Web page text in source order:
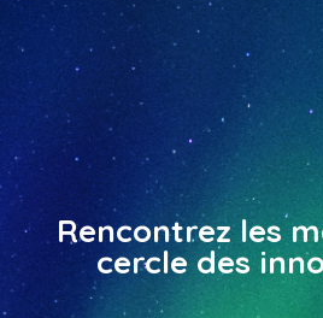
Rencontrez les
cercle des